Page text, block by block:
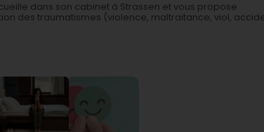
dans son cabinet à Strassen et vous propose
des traumatismes (violence, maltraitance, viol,